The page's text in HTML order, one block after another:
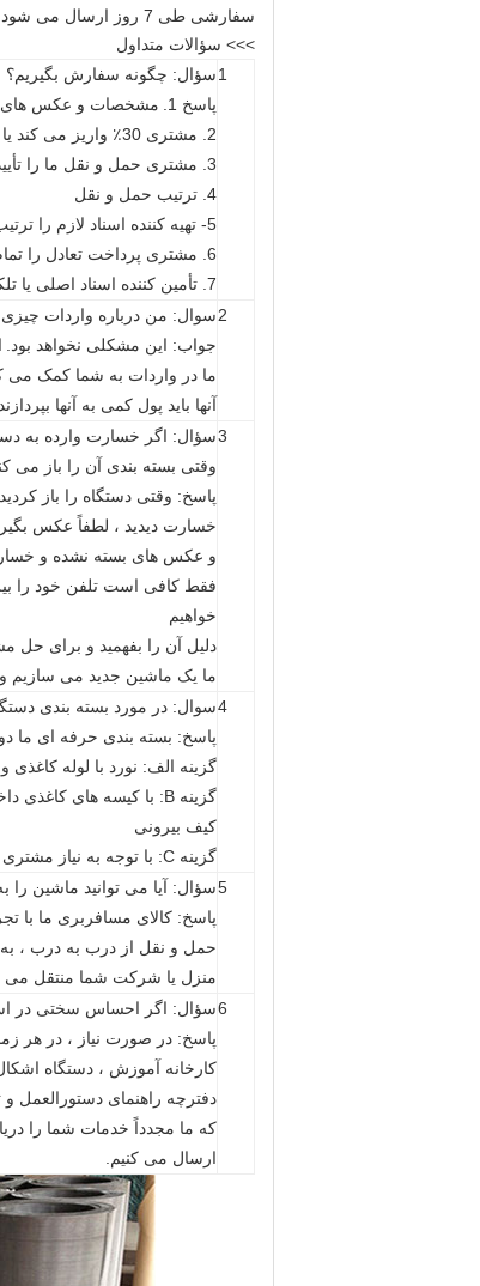
سفارشی طی 7 روز ارسال می شود.
>>> سؤالات متداول
1سؤال: چگونه سفارش بگیریم؟
پاسخ 1.
مشخصات و عکس های
2. مشتری 30٪ واریز می کند یا پس از دریافت PI ما L / C را باز می کند
3. مشتری حمل و نقل ما را تأیید می کند
4. ترتیب حمل و نقل
5- تهیه کننده اسناد لازم را ترتیب داده و نسخه ای از این اسناد را ارسال می کند
6. مشتری پرداخت تعادل را تمام می کند
7. تأمین کننده اسناد اصلی یا تلکس را برای آزادی کالا ارسال می کند
2سوال: من درباره واردات
جواب: این مشکلی نخواهد بود.
ما در واردات به شما کمک می
آنها باید پول کمی به آنها
3سؤال: اگر خسارت وارده به
وقتی بسته بندی آن را باز می
پاسخ: وقتی دستگاه را باز
خسارت دیدید ، لطفاً عکس
و عکس های بسته نشده و خسارت
فقط کافی است تلفن خود را
خواهیم
دلیل آن را بفهمید و برای حل
ما یک ماشین جدید می سازیم و
4سوال: در مورد بسته بندی
پاسخ: بسته بندی حرفه ای ما
گزینه الف: نورد با لوله کاغذی
گزینه B: با کیسه های کاغذی داخلی و پلاستیکی و بافندگی رول کنید
کیف بیرونی
گزینه C: با توجه به نیاز مشتری
5سؤال: آیا می توانید ماشین را
پاسخ: کالای مسافربری ما با
حمل و نقل از درب به درب ، به
منزل یا شرکت شما منتقل
6سؤال: اگر احساس سختی در
پاسخ: در صورت نیاز ، در هر
کارخانه آموزش ، دستگاه
که ما مجدداً خدمات شما را
ارسال می کنیم.